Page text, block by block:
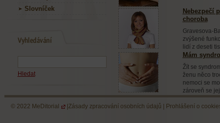
Slovníček
Hledat
Nebezpečí
choroba
Gravesova-
zvýšené
lidí z deseti
Mám
Žít se
ženu něco
nemoci se
zároveň se
© 2022 MeDitorial | Zásady zpracování osobních údajů Prohlášení o